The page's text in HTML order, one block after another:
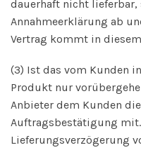
dauerhaft nicht lieferbar,
Annahmeerklärung ab
Vertrag kommt in
(3) Ist das vom Kunden
Produkt nur
Anbieter dem Kunden
Auftragsbestätigung
Lieferungsverzögerung